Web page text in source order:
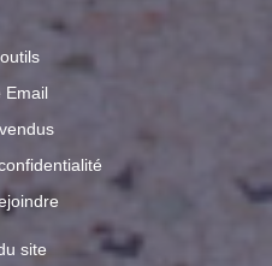
Email
site